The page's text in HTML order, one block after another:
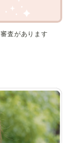
査があります